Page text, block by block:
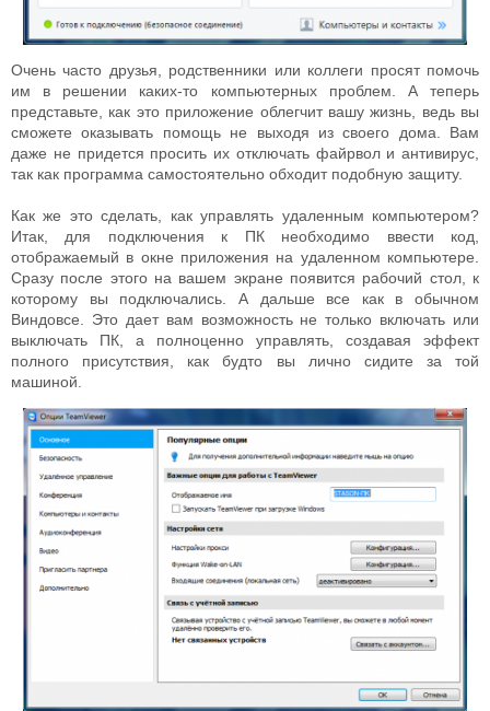
Очень часто друзья, родственники или коллеги просят помочь
им в решении каких-то компьютерных проблем. А теперь
представьте, как это приложение облегчит вашу жизнь, ведь вы
сможете оказывать помощь не выходя из своего дома. Вам
даже не придется просить их отключать файрвол и антивирус,
так как программа самостоятельно обходит подобную защиту.
Как же это сделать, как управлять удаленным компьютером?
Итак, для подключения к ПК необходимо ввести код,
отображаемый в окне приложения на удаленном компьютере.
Сразу после этого на вашем экране появится рабочий стол, к
которому вы подключались. А дальше все как в обычном
Виндовсе. Это дает вам возможность не только включать или
выключать ПК, а полноценно управлять, создавая эффект
полного присутствия, как будто вы лично сидите за той
машиной.